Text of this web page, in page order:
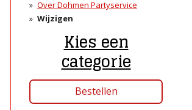
Over Dohmen Partyservice
Wijzigen
Kies een
categorie
Bestellen